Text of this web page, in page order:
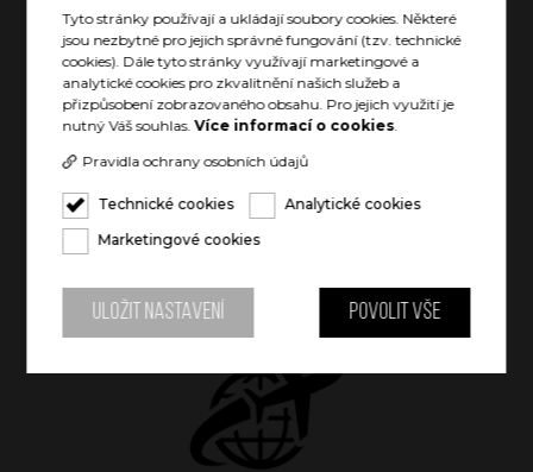
Tyto stránky používají a ukládají soubory cookies. Některé
jsou nezbytné pro jejich správné fungování (tzv. technické
cookies). Dále tyto stránky využívají marketingové a
analytické cookies pro zkvalitnění našich služeb a
přizpůsobení zobrazovaného obsahu. Pro jejich využití je
nutný Váš souhlas.Více informací o cookies.
Pravidla ochrany osobních údajů
Technické cookies
Analytické cookies
Marketingové cookies
Uložit nastavení Povolit vše
VYCHLAZENÝ NÁPOJ AŽ 24 HODIN
TEPLÝ NÁPOJ AŽ 12 HODIN